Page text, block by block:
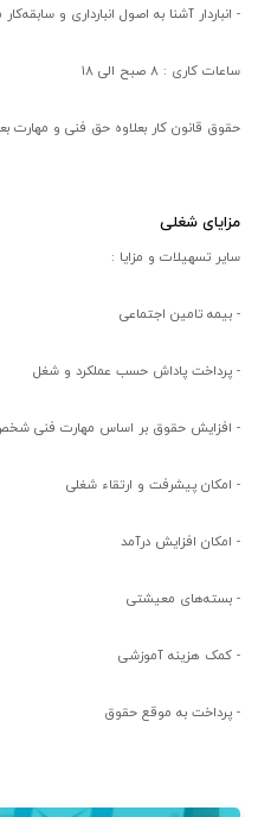
- انباردار آشنا به اصول انبارداری و
ساعات کاری : ۸ صبح الی ۱۸
حقوق قانون کار بعلاوه حق فنی و مهارت
مزایای شغلی
سایر تسهیلات و مزایا :
- بیمه تامین اجتماعی
- پرداخت پاداش حسب عملکرد و شغل
- افزایش حقوق بر اساس مهارت فنی
- امکان پیشرفت و ارتقاء شغلی
- امکان افزایش درآمد
- بسته‌های معیشتی
- کمک هزینه آموزشی
- پرداخت به موقع حقوق